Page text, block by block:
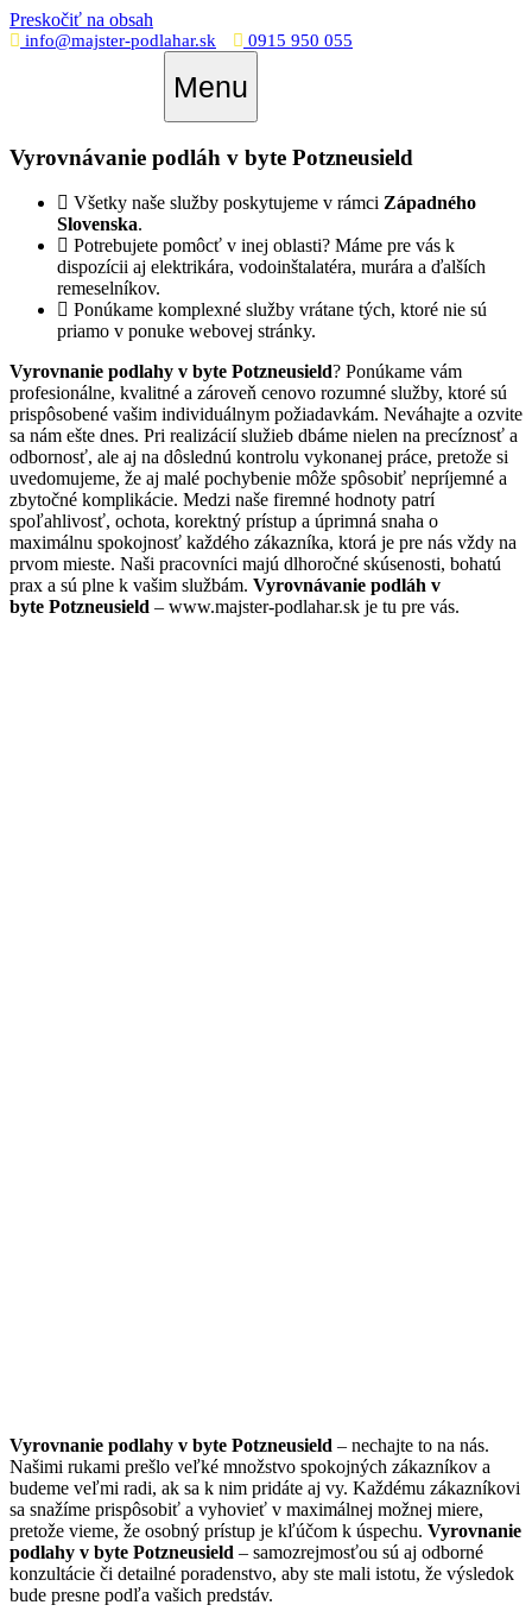
Preskočiť na obsah
info@majster-podlahar.sk 0915 950 055
Menu
Vyrovnávanie podláh v byte Potzneusield
Všetky naše služby poskytujeme v rámci Západného
Slovenska.
Potrebujete pomôcť v inej oblasti? Máme pre vás k
dispozícii aj elektrikára, vodoinštalatéra, murára a ďalších
remeselníkov.
Ponúkame komplexné služby vrátane tých, ktoré nie sú
priamo v ponuke webovej stránky.
Vyrovnanie podlahy v byte Potzneusield? Ponúkame vám
profesionálne, kvalitné a zároveň cenovo rozumné služby, ktoré sú
prispôsobené vašim individuálnym požiadavkám. Neváhajte a ozvite
sa nám ešte dnes. Pri realizácií služieb dbáme nielen na precíznosť a
odbornosť, ale aj na dôslednú kontrolu vykonanej práce, pretože si
uvedomujeme, že aj malé pochybenie môže spôsobiť nepríjemné a
zbytočné komplikácie. Medzi naše firemné hodnoty patrí
spoľahlivosť, ochota, korektný prístup a úprimná snaha o
maximálnu spokojnosť každého zákazníka, ktorá je pre nás vždy na
prvom mieste. Naši pracovníci majú dlhoročné skúsenosti, bohatú
prax a sú plne k vašim službám. Vyrovnávanie podláh v
byte Potzneusield – www.majster-podlahar.sk je tu pre vás.
Vyrovnanie podlahy v byte Potzneusield – nechajte to na nás.
Našimi rukami prešlo veľké množstvo spokojných zákazníkov a
budeme veľmi radi, ak sa k nim pridáte aj vy. Každému zákazníkovi
sa snažíme prispôsobiť a vyhovieť v maximálnej možnej miere,
pretože vieme, že osobný prístup je kľúčom k úspechu. Vyrovnanie
podlahy v byte Potzneusield – samozrejmosťou sú aj odborné
konzultácie či detailné poradenstvo, aby ste mali istotu, že výsledok
bude presne podľa vašich predstáv.